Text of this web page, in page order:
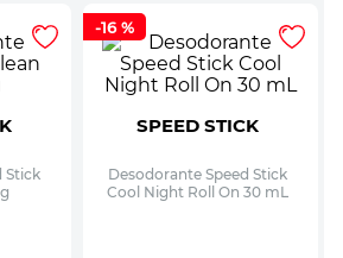
Stick
-16 %
SPEED STICK
Desodorante Speed Stick
Cool Night Roll On 30 mL